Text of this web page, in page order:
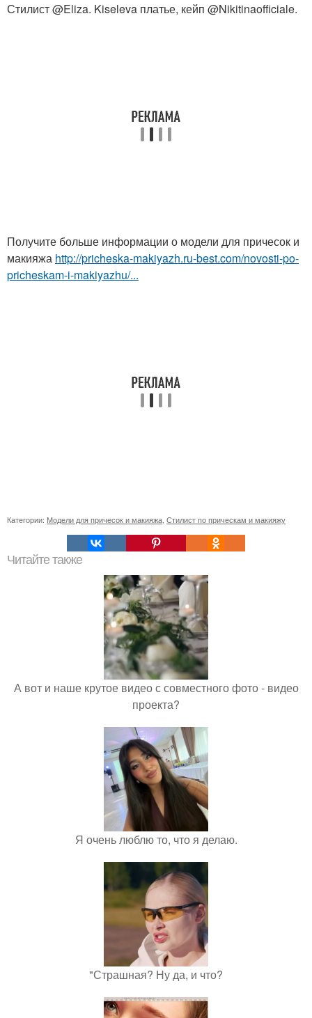
Стилист @Eliza. Kiseleva платье, кейп @Nikitinaofficiale.
Получите больше информации о модели для причесок и
макияжа http://pricheska-makiyazh.ru-best.com/novosti-po-
pricheskam-i-makiyazhu/...
Категории: Модели для причесок и макияжа Стилист по прическам и макияжу
Читайте также
А вот и наше крутое видео с совместного фото - видео
проекта?
Я очень люблю то, что я делаю.
"Страшная? Ну да, и что?